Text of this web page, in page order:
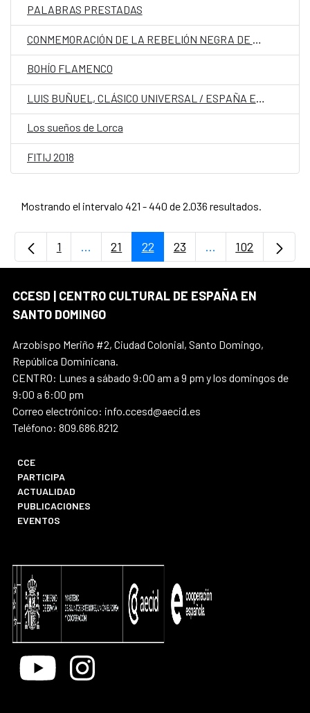
PALABRAS PRESTADAS
BOHÍO FLAMENCO
LUIS BUÑUEL, CLÁSICO UNIVERSAL / ESPAÑA EN CORTOS
Los sueños de Lorca
FITIJ 2018
Mostrando el intervalo 421 - 440 de 2.036 resultados.
Página
1 ...Páginas intermedias Use TAB para
Página
21 Página
22 Página
23 ...PáginasPágina
102
CCESD | CENTRO CULTURAL DE ESPAÑA EN
SANTO DOMINGO
Arzobispo Meriño #2, Ciudad Colonial, Santo Domingo,
República Dominicana.
CENTRO: Lunes a sábado 9:00 am a 9 pm y los domingos de
9:00 a 6:00 pm
Correo electrónico: info.ccesd@aecid.es
Teléfono: 809.686.8212
CCE
PARTICIPA
ACTUALIDAD
PUBLICACIONES
EVENTOS
Youtube Instagram